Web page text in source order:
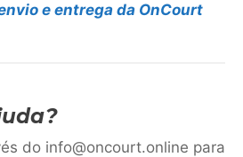
e entrega da OnCourt
do info@oncourt.online para